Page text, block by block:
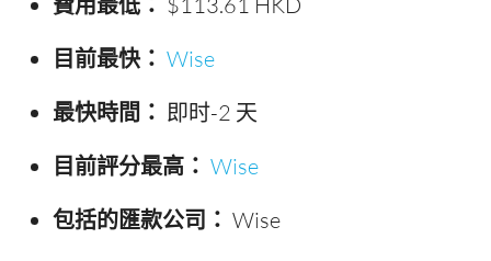
目前最快： Wise
最快時間： 即时-2 天
目前評分最高： Wise
包括的匯款公司： Wise